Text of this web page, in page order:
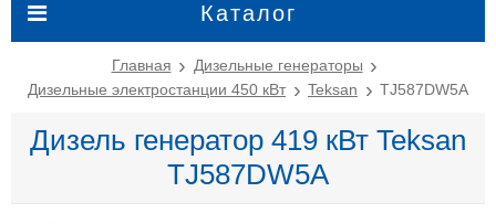
Каталог
Главная
Дизельные генераторы
Дизельные электростанции 450 кВт
Teksan TJ587DW5A
Дизель генератор 419 кВт Teksan
TJ587DW5A